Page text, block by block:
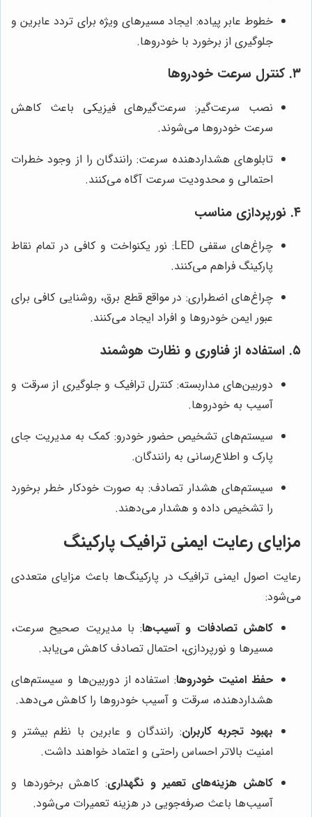
خطوط عابر پیاده: ایجاد مسیرهای ویژه برای تردد عابرین و
جلوگیری از برخورد با خودروها.
۳. کنترل سرعت خودروها
نصب سرعت‌گیر: سرعت‌گیرهای فیزیکی باعث کاهش
سرعت خودروها می‌شوند.
تابلوهای هشداردهنده سرعت: رانندگان را از وجود خطرات
احتمالی و محدودیت سرعت آگاه می‌کنند.
۴. نورپردازی مناسب
چراغ‌های سقفی LED: نور یکنواخت و کافی در تمام نقاط
پارکینگ فراهم می‌کنند.
چراغ‌های اضطراری: در مواقع قطع برق، روشنایی کافی برای
عبور ایمن خودروها و افراد ایجاد می‌کنند.
۵. استفاده از فناوری و نظارت هوشمند
دوربین‌های مداربسته: کنترل ترافیک و جلوگیری از سرقت و
آسیب به خودروها.
سیستم‌های تشخیص حضور خودرو: کمک به مدیریت جای
پارک و اطلاع‌رسانی به رانندگان.
سیستم‌های هشدار تصادف: به صورت خودکار خطر برخورد
را تشخیص داده و هشدار می‌دهند.
مزایای رعایت ایمنی ترافیک پارکینگ
رعایت اصول ایمنی ترافیک در پارکینگ‌ها باعث مزایای متعددی
می‌شود:
کاهش تصادفات و آسیب‌ها: با مدیریت صحیح سرعت،
مسیرها و نورپردازی، احتمال تصادف کاهش می‌یابد.
حفظ امنیت خودروها: استفاده از دوربین‌ها و سیستم‌های
هشداردهنده، سرقت و آسیب خودروها را کاهش می‌دهد.
بهبود تجربه کاربران: رانندگان و عابرین با نظم بیشتر و
امنیت بالاتر احساس راحتی و اعتماد خواهند داشت.
کاهش هزینه‌های تعمیر و نگهداری: کاهش برخوردها و
آسیب‌ها باعث صرفه‌جویی در هزینه تعمیرات می‌شود.